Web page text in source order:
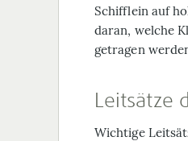
Schifflein auf
daran, welche
getragen
Leitsätze
Wichtige